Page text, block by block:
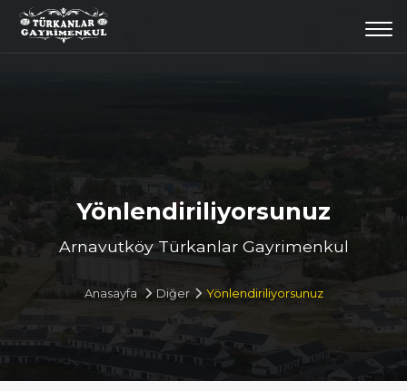
Yönlendiriliyorsunuz
Arnavutköy Türkanlar Gayrimenkul
Anasayfa Diğer Yönlendiriliyorsunuz